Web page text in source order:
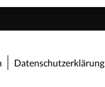
Datenschutzerklärung